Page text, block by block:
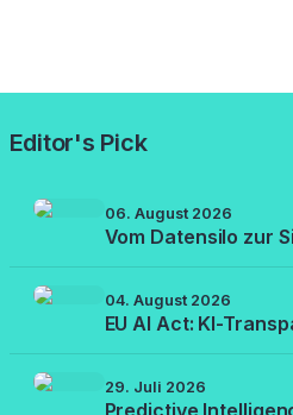
Editor's Pick
06. August 2026
Vom Datensilo zur
04. August 2026
EU AI Act: KI-
29. Juli 2026
Predictive